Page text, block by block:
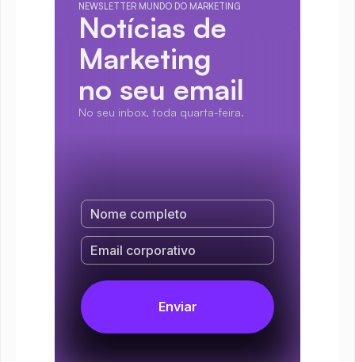
NEWSLETTER MUNDO DO MARKETING
Notícias de
Marketing
no seu email
No seu inbox, toda quarta-feira.